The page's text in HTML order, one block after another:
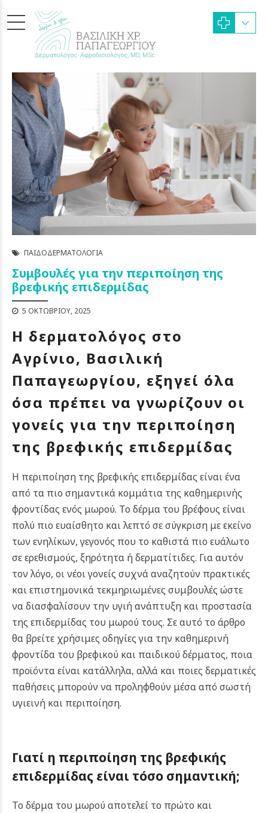
ΠΑΙΔΟΔΕΡΜΑΤΟΛΟΓΊΑ
Συμβουλές για την περιποίηση της
βρεφικής επιδερμίδας
5 ΟΚΤΩΒΡΊΟΥ, 2025
Η δερματολόγος στο
Αγρίνιο, Βασιλική
Παπαγεωργίου, εξηγεί όλα
όσα πρέπει να γνωρίζουν οι
γονείς για την περιποίηση
της βρεφικής επιδερμίδας
Η περιποίηση της βρεφικής επιδερμίδας είναι ένα
από τα πιο σημαντικά κομμάτια της καθημερινής
φροντίδας ενός μωρού. Το δέρμα του βρέφους είναι
πολύ πιο ευαίσθητο και λεπτό σε σύγκριση με εκείνο
των ενηλίκων, γεγονός που το καθιστά πιο ευάλωτο
σε ερεθισμούς, ξηρότητα ή δερματίτιδες. Για αυτόν
τον λόγο, οι νέοι γονείς συχνά αναζητούν πρακτικές
και επιστημονικά τεκμηριωμένες συμβουλές ώστε
να διασφαλίσουν την υγιή ανάπτυξη και προστασία
της επιδερμίδας του μωρού τους. Σε αυτό το άρθρο
θα βρείτε χρήσιμες οδηγίες για την καθημερινή
φροντίδα του βρεφικού και παιδικού δέρματος, ποια
προϊόντα είναι κατάλληλα, αλλά και ποιες δερματικές
παθήσεις μπορούν να προληφθούν μέσα από σωστή
υγιεινή και περιποίηση.
Γιατί η περιποίηση της βρεφικής
επιδερμίδας είναι τόσο σημαντική;
Το δέρμα του μωρού αποτελεί το πρώτο και